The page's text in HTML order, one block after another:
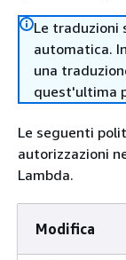
Le traduzioni
automatica.
una
quest'ultima
Le seguenti
autorizzazioni
Lambda.
Modifica